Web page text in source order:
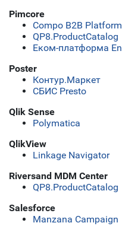
Pimcore
Compo B2B Platform
QP8.ProductCatalog
Еком-платформа
Poster
Контур.Маркет
СБИС Presto
Qlik Sense
Polymatica
QlikView
Linkage Navigator
Riversand MDM Center
QP8.ProductCatalog
Salesforce
Manzana Campaign